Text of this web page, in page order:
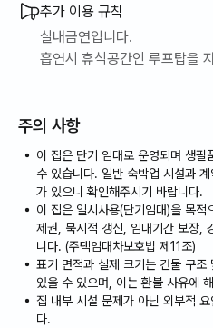
추가 이용 규칙
실내금연입니다.
흡연시 휴식공간인 루프탑을
주의 사항
이 집은 단기 임대로 운영되며 생
수 있습니다. 일반 숙박업 시설과
가 있으니 확인해주시기 바랍니다.
이 집은 일시사용(단기임대)을 목
제권, 묵시적 갱신, 임대기간 보장,
니다. (주택임대차보호법 제11조)
표기 면적과 실제 크기는 건물 구
있을 수 있으며, 이는 환불 사유에
집 내부 시설 문제가 아닌 외부적
다.